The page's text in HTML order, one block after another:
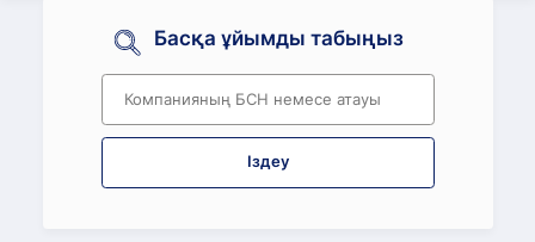
Басқа ұйымды табыңыз
Іздеу